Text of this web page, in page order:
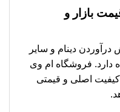
قیمت بازار و
به گردش درآوردن دینام و سایر
دارد. فروشگاه ام وی
کیفیت اصلی و قیمتی